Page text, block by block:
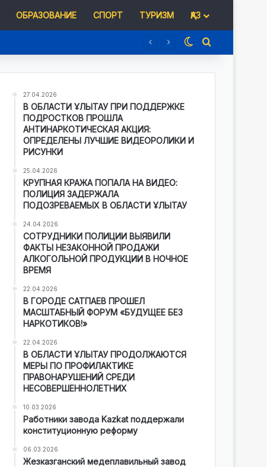
ОБРАЗОВАНИЕ СПОРТ ТУРИЗМ ҚАЗ
Switch skin
Іздеу
27.04.2026
В ОБЛАСТИ ҰЛЫТАУ ПРИ ПОДДЕРЖКЕ
ПОДРОСТКОВ ПРОШЛА
АНТИНАРКОТИЧЕСКАЯ АКЦИЯ:
ОПРЕДЕЛЕНЫ ЛУЧШИЕ ВИДЕОРОЛИКИ И
РИСУНКИ
25.04.2026
КРУПНАЯ КРАЖА ПОПАЛА НА ВИДЕО:
ПОЛИЦИЯ ЗАДЕРЖАЛА
ПОДОЗРЕВАЕМЫХ В ОБЛАСТИ ҰЛЫТАУ
24.04.2026
СОТРУДНИКИ ПОЛИЦИИ ВЫЯВИЛИ
ФАКТЫ НЕЗАКОННОЙ ПРОДАЖИ
АЛКОГОЛЬНОЙ ПРОДУКЦИИ В НОЧНОЕ
ВРЕМЯ
22.04.2026
В ГОРОДЕ САТПАЕВ ПРОШЕЛ
МАСШТАБНЫЙ ФОРУМ «БУДУЩЕЕ БЕЗ
НАРКОТИКОВ!»
22.04.2026
В ОБЛАСТИ ҰЛЫТАУ ПРОДОЛЖАЮТСЯ
МЕРЫ ПО ПРОФИЛАКТИКЕ
ПРАВОНАРУШЕНИЙ СРЕДИ
НЕСОВЕРШЕННОЛЕТНИХ
10.03.2026
Работники завода Kazkat поддержали
конституционную реформу
06.03.2026
Жезказганский медеплавильный завод